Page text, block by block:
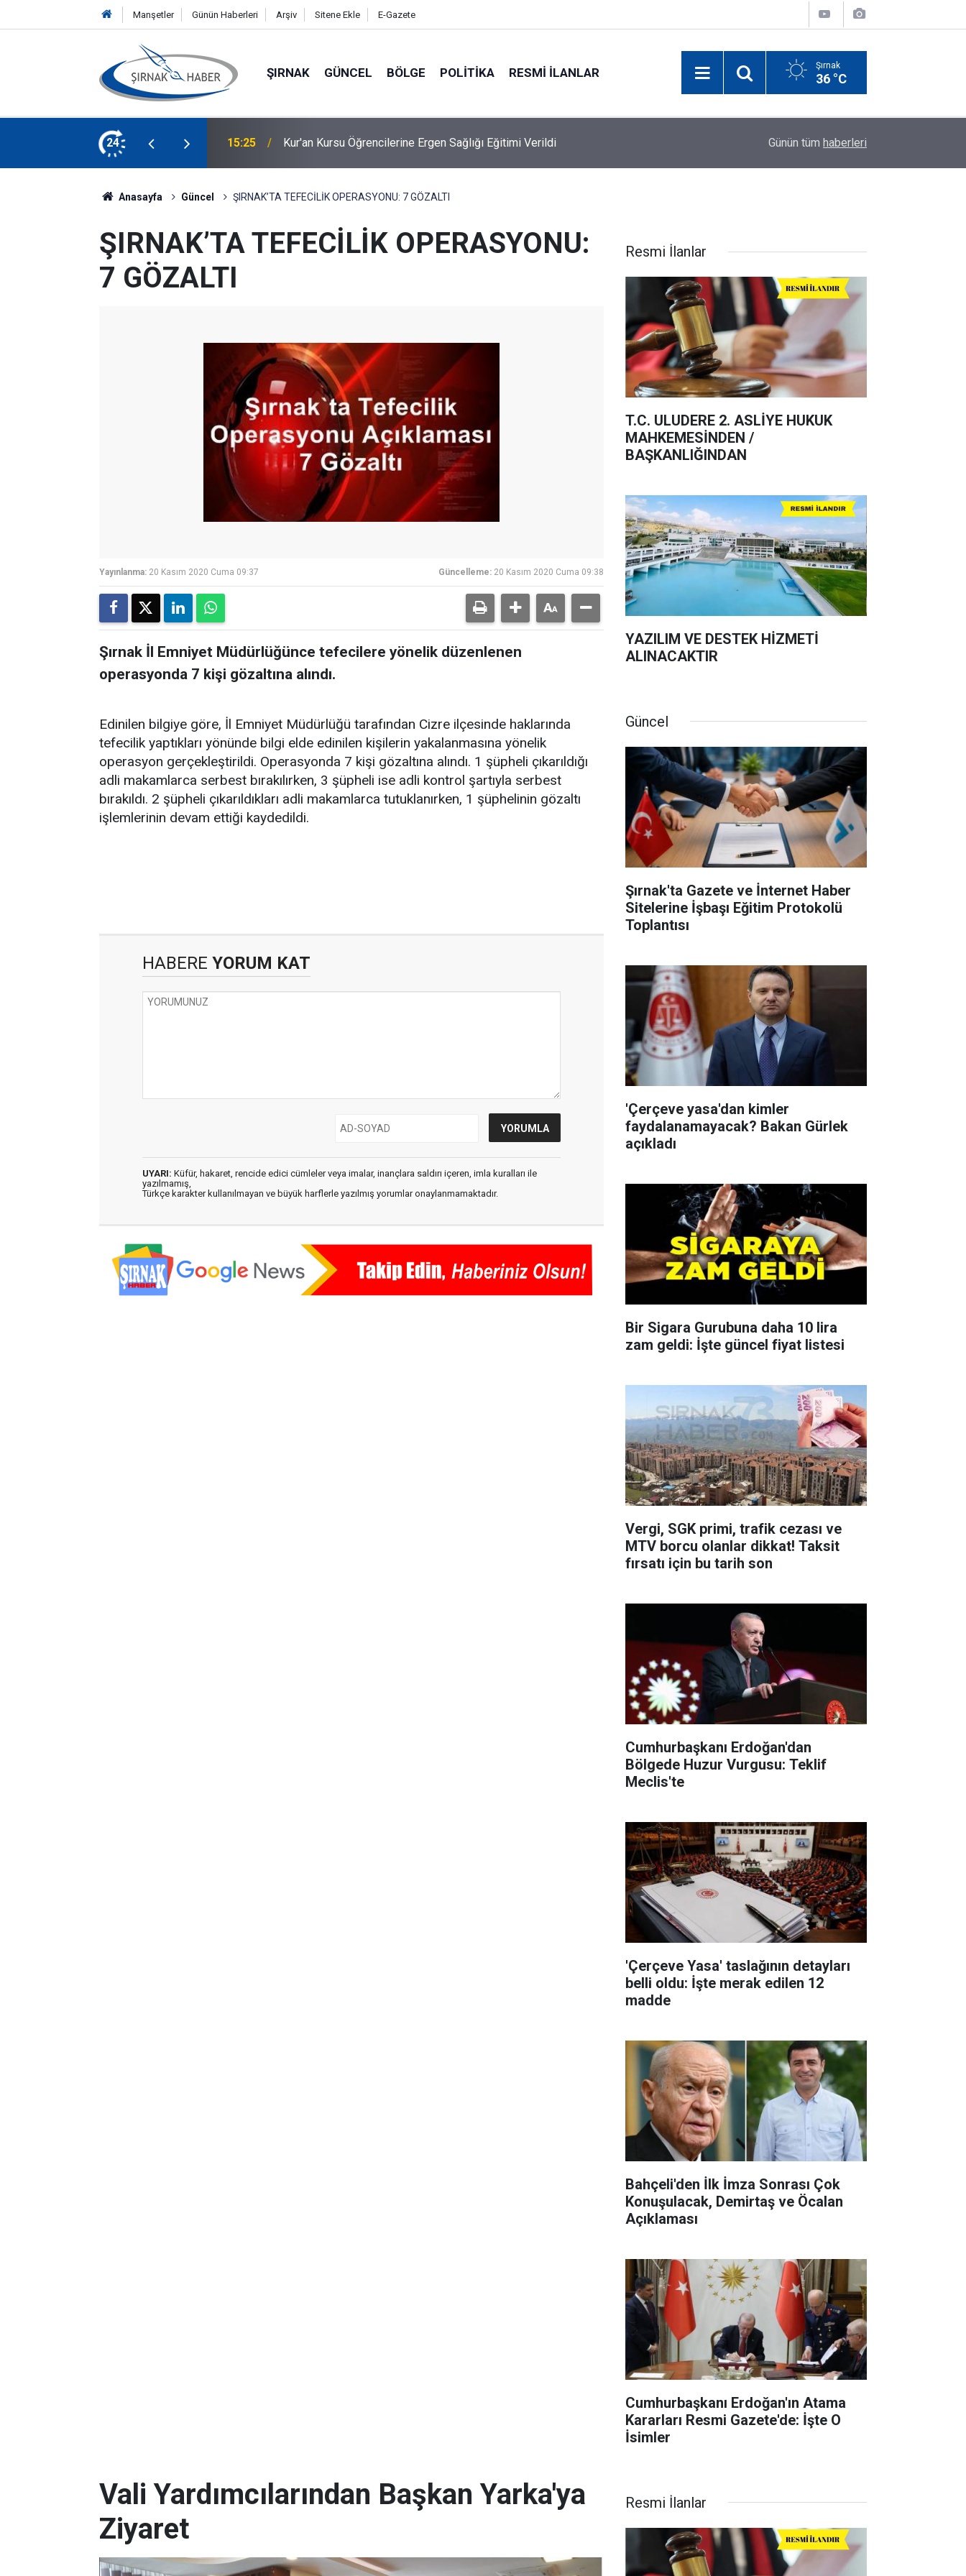
Manşetler Günün Haberleri Arşiv Sitene Ekle E-Gazete
ŞIRNAK GÜNCEL BÖLGE POLITIKA RESMI İLANLAR Şırnak
36 °C
24
Eğitimi Verildi 15:02 Eğitmen Dalgıçtan Yaz Sezonu Boğulma Vakalarına Karşı Kritik Uyarılar
Toplantısı
Günün tüm haberleri
Anasayfa Güncel ŞIRNAK’TA TEFECİLİK OPERASYONU: 7 GÖZALTI
ŞIRNAK’TA TEFECİLİK OPERASYONU:
7 GÖZALTI
Yayınlanma: 20 Kasım 2020 Cuma 09:37 Güncelleme: 20 Kasım 2020 Cuma 09:38
Şırnak İl Emniyet Müdürlüğünce tefecilere yönelik düzenlenen
operasyonda 7 kişi gözaltına alındı.
Edinilen bilgiye göre, İl Emniyet Müdürlüğü tarafından Cizre ilçesinde haklarında
tefecilik yaptıkları yönünde bilgi elde edinilen kişilerin yakalanmasına yönelik
operasyon gerçekleştirildi. Operasyonda 7 kişi gözaltına alındı. 1 şüpheli çıkarıldığı
adli makamlarca serbest bırakılırken, 3 şüpheli ise adli kontrol şartıyla serbest
bırakıldı. 2 şüpheli çıkarıldıkları adli makamlarca tutuklanırken, 1 şüphelinin gözaltı
işlemlerinin devam ettiği kaydedildi.
HABERE YORUM KAT
UYARI: Küfür, hakaret, rencide edici cümleler veya imalar, inançlara saldırı içeren, imla kuralları ile
yazılmamış,
Türkçe karakter kullanılmayan ve büyük harflerle yazılmış yorumlar onaylanmamaktadır.
Resmi İlanlar
T.C. ULUDERE 2. ASLİYE HUKUK
MAHKEMESİNDEN /
BAŞKANLIĞINDAN
YAZILIM VE DESTEK HİZMETİ
ALINACAKTIR
Güncel
Şırnak'ta Gazete ve İnternet Haber
Sitelerine İşbaşı Eğitim Protokolü
Toplantısı
'Çerçeve yasa'dan kimler
faydalanamayacak? Bakan Gürlek
açıkladı
Bir Sigara Gurubuna daha 10 lira
zam geldi: İşte güncel fiyat listesi
Vergi, SGK primi, trafik cezası ve
MTV borcu olanlar dikkat! Taksit
fırsatı için bu tarih son
Cumhurbaşkanı Erdoğan'dan
Bölgede Huzur Vurgusu: Teklif
Meclis'te
'Çerçeve Yasa' taslağının detayları
belli oldu: İşte merak edilen 12
madde
Bahçeli'den İlk İmza Sonrası Çok
Konuşulacak, Demirtaş ve Öcalan
Açıklaması
Cumhurbaşkanı Erdoğan'ın Atama
Kararları Resmi Gazete'de: İşte O
İsimler
Vali Yardımcılarından Başkan Yarka'ya
Ziyaret
Resmi İlanlar